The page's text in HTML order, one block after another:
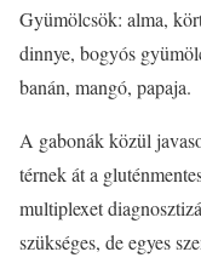
Gyümölcsök: alma,
dinnye, bogyós
banán, mangó, papaja.
A gabonák közül
térnek át a
multiplexet
szükséges, de egyes